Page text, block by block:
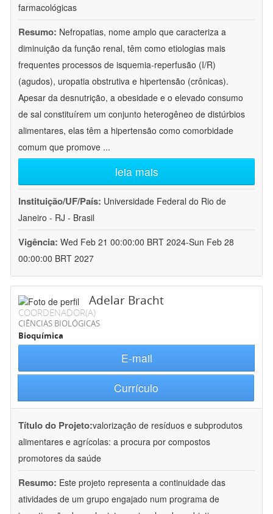
farmacológicas
Resumo: Nefropatias, nome amplo que caracteriza a
diminuição da função renal, têm como etiologias mais
frequentes processos de isquemia-reperfusão (I/R)
(agudos), uropatia obstrutiva e hipertensão (crônicas).
Apesar da desnutrição, a obesidade e o elevado consumo
de sal constituírem um conjunto heterogêneo de distúrbios
alimentares, elas têm a hipertensão como comorbidade
comum que promove ...
leia mais
Instituição/UF/País: Universidade Federal do Rio de
Janeiro - RJ - Brasil
Vigência: Wed Feb 21 00:00:00 BRT 2024-Sun Feb 28
00:00:00 BRT 2027
Adelar Bracht
COORDENADOR(A)
CIÊNCIAS BIOLÓGICAS
Bioquímica
E-mail
Currículo
Título do Projeto:valorização de resíduos e subprodutos
alimentares e agrícolas: a procura por compostos
promotores da saúde
Resumo: Este projeto representa a continuidade das
atividades de um grupo engajado num programa de